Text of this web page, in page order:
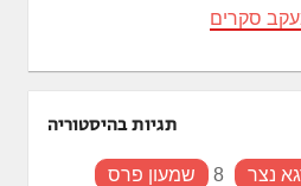
סקרים
תגיות בהיסטוריה
שמעון פרס 8 נצר